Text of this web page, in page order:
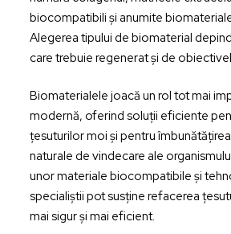
biocompatibili și anumite
Alegerea tipului de biomaterial
care trebuie regenerat și de
Biomaterialele joacă un rol tot mai
modernă, oferind soluții eficiente
țesuturilor moi și pentru
naturale de vindecare ale
unor materiale biocompatibile și
specialiștii pot susține refacerea
mai sigur și mai eficient.